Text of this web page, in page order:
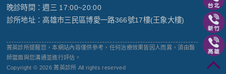
晚診時間：週三 17:00~20:00
診所地址：高雄市三民區博愛一路366號17樓(王象大樓)
菁英診所提醒您，本網站內容僅供參考，任何治療效果皆因人而異，須由醫
師當面與您溝通並進行評估。
Copyright © 2026 菁英診所 All rights reserved